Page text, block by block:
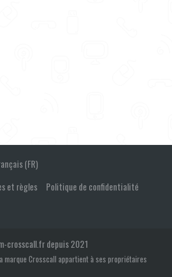
(FR)
et règles
Politique de confidentialité
crosscall.fr depuis 2021
marque Crosscall appartient à ses propriétaires